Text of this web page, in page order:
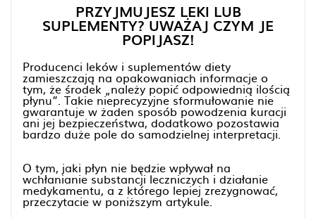
PRZYJMUJESZ LEKI LUB
SUPLEMENTY? UWAŻAJ CZYM JE
POPIJASZ!
Producenci leków i suplementów diety
zamieszczają na opakowaniach informacje o
tym, że środek „należy popić odpowiednią ilością
płynu”. Takie nieprecyzyjne sformułowanie nie
gwarantuje w żaden sposób powodzenia kuracji
ani jej bezpieczeństwa, dodatkowo pozostawia
bardzo duże pole do samodzielnej interpretacji.
O tym, jaki płyn nie będzie wpływał na
wchłanianie substancji leczniczych i działanie
medykamentu, a z którego lepiej zrezygnować,
przeczytacie w poniższym artykule.